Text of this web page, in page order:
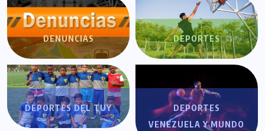
DENUNCIAS DEPORTES
DEPORTES DEL TUY
DEPORTES
VENEZUELA Y MUNDO